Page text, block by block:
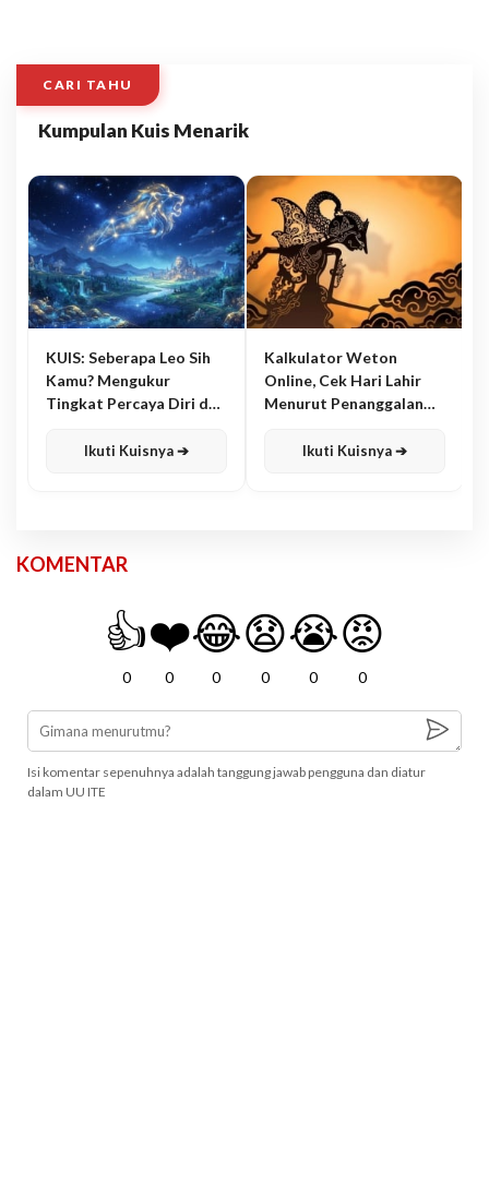
CARI TAHU
Kumpulan Kuis Menarik
KUIS: Seberapa Leo Sih
Kamu? Mengukur
Tingkat Percaya Diri dan
Ikuti Kuisnya ➔
Kalkulator Weton
Online, Cek Hari Lahir
Menurut Penanggalan
Ikuti Kuisnya ➔
KOMENTAR
👍
0
❤️
0
😂
0
😧
0
😭
0
😡
0
Isi komentar sepenuhnya adalah tanggung jawab pengguna dan diatur
dalam UU ITE